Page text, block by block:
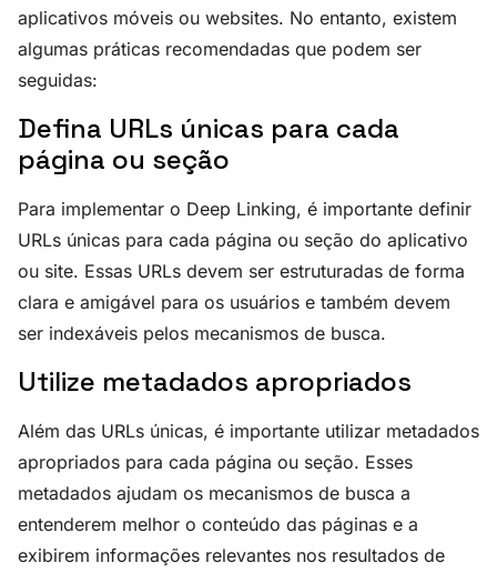
aplicativos móveis ou websites. No entanto, existem
algumas práticas recomendadas que podem ser
seguidas:
Defina URLs únicas para cada
página ou seção
Para implementar o Deep Linking, é importante definir
URLs únicas para cada página ou seção do aplicativo
ou site. Essas URLs devem ser estruturadas de forma
clara e amigável para os usuários e também devem
ser indexáveis pelos mecanismos de busca.
Utilize metadados apropriados
Além das URLs únicas, é importante utilizar metadados
apropriados para cada página ou seção. Esses
metadados ajudam os mecanismos de busca a
entenderem melhor o conteúdo das páginas e a
exibirem informações relevantes nos resultados de